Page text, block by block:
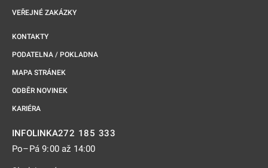
VEŘEJNÉ ZAKÁZKY
KONTAKTY
PODATELNA / POKLADNA
MAPA STRÁNEK
ODBĚR NOVINEK
KARIÉRA
INFOLINKA272 185 333
Po–Pá 9:00 až 14:00